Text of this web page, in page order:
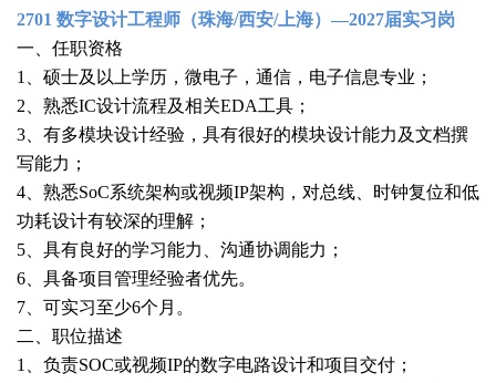
2701 数字设计工程师（珠海/西安/上海）—2027届实习岗
一、任职资格
1、硕士及以上学历，微电子，通信，电子信息专业；
2、熟悉IC设计流程及相关EDA工具；
3、有多模块设计经验，具有很好的模块设计能力及文档撰
写能力；
4、熟悉SoC系统架构或视频IP架构，对总线、时钟复位和低
功耗设计有较深的理解；
5、具有良好的学习能力、沟通协调能力；
6、具备项目管理经验者优先。
7、可实习至少6个月。
二、职位描述
1、负责SOC或视频IP的数字电路设计和项目交付；